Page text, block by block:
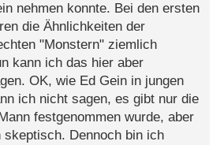
nehmen konnte. Bei den ersten
die Ähnlichkeiten der
"Monstern" ziemlich
kann ich das hier aber
OK, wie Ed Gein in jungen
ich nicht sagen, es gibt nur die
festgenommen wurde, aber
Dennoch bin ich